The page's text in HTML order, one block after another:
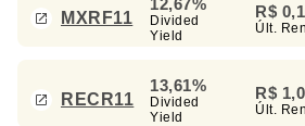
MXRF11
Divided
Yield
R$
Últ.
RECR11
13,61%
Divided
Yield
R$
Últ.